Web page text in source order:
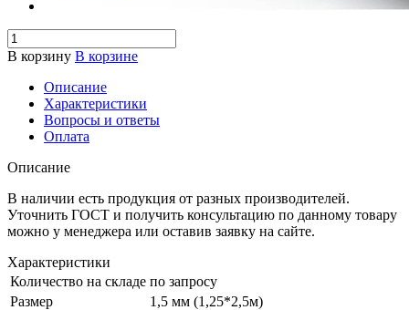
В корзину В корзине
Описание
Характеристики
Вопросы и ответы
Оплата
Описание
В наличии есть продукция от разных производителей.
Уточнить ГОСТ и получить консультацию по данному товару
можно у менеджера или оставив заявку на сайте.
Характеристики
Количество на складе по запросу
Размер
1,5 мм (1,25*2,5м)